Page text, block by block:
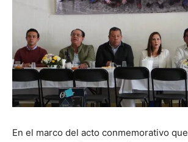
En el marco del acto conmemorativo